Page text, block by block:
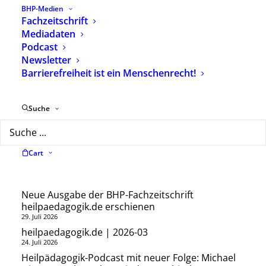
BHP-Medien
Fachzeitschrift
Mediadaten
Podcast
Newsletter
Barrierefreiheit ist ein Menschenrecht!
Suche
Cart
Deutschland (STK) dazu beraten, wie die
Ausbildung an Fachschulen und Fachakademien
gestärkt werden kann.
Die nächste Sitzung des Vorstandes findet am
20./21. September 2019 statt.
Neueste Beiträge
Neue Ausgabe der BHP-Fachzeitschrift
heilpaedagogik.de erschienen
29. Juli 2026
heilpaedagogik.de | 2026-03
24. Juli 2026
Heilpädagogik-Podcast mit neuer Folge: Michael